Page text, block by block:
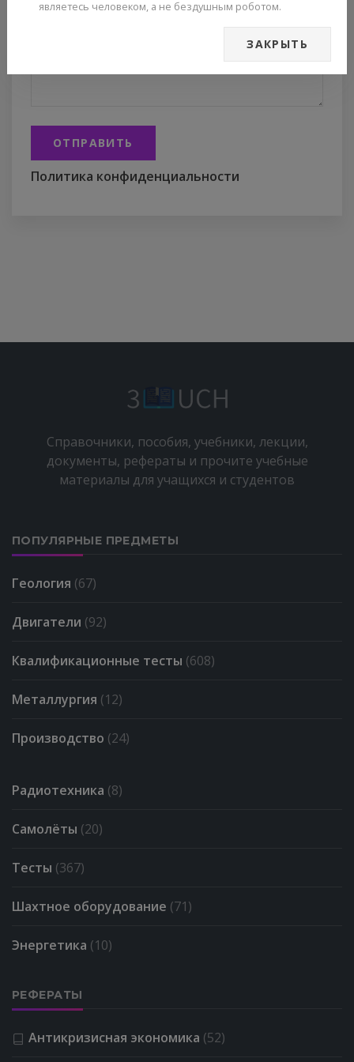
ОТПРАВИТЬ
Политика конфиденциальности
Справочники, пособия, учебники, лекции,
документы, рефераты и прочите учебные
материалы для учащихся и студентов
ПОПУЛЯРНЫЕ ПРЕДМЕТЫ
Геология (67)
Двигатели (92)
Квалификационные тесты (608)
Металлургия (12)
Производство (24)
Радиотехника (8)
Самолёты (20)
Тесты (367)
Шахтное оборудование (71)
Энергетика (10)
РЕФЕРАТЫ
Антикризисная экономика (52)
являетесь человеком, а не бездушным роботом.
ЗАКРЫТЬ